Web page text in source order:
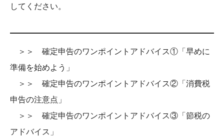
してください。
＞＞ 確定申告のワンポイントアドバイス①「早めに
準備を始めよう」
＞＞ 確定申告のワンポイントアドバイス②「消費税
申告の注意点」
＞＞ 確定申告のワンポイントアドバイス③「節税の
アドバイス」